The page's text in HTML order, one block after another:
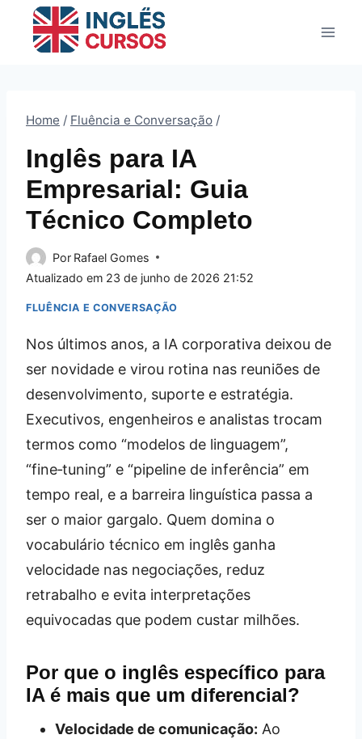
Home / Fluência e Conversação /
Inglês para IA
Empresarial: Guia
Técnico Completo
Por Rafael Gomes
Atualizado em 23 de junho de 2026 21:52
FLUÊNCIA E CONVERSAÇÃO
Nos últimos anos, a IA corporativa deixou de
ser novidade e virou rotina nas reuniões de
desenvolvimento, suporte e estratégia.
Executivos, engenheiros e analistas trocam
termos como “modelos de linguagem”,
“fine‑tuning” e “pipeline de inferência” em
tempo real, e a barreira linguística passa a
ser o maior gargalo. Quem domina o
vocabulário técnico em inglês ganha
velocidade nas negociações, reduz
retrabalho e evita interpretações
equivocadas que podem custar milhões.
Por que o inglês específico para
IA é mais que um diferencial?
Velocidade de comunicação: Ao